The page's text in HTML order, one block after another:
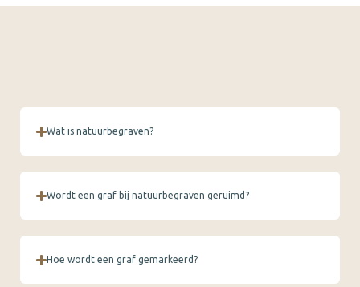
Wat is natuurbegraven?
Wordt een graf bij natuurbegraven geruimd?
Hoe wordt een graf gemarkeerd?